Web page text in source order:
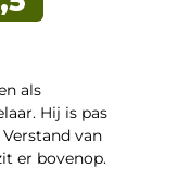
als
Hij is pas
van
er bovenop.